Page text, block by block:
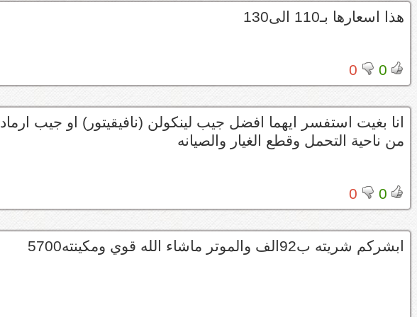
هذا اسعارها بـ110 الى130
0
0
انا بغيت استفسر ايهما افضل جيب لينكولن (نافيقيتور) او جيب ارمادا
من ناحية التحمل وقطع الغيار والصيانه
0
0
ابشركم شريته ب92الف والموتر ماشاء الله قوي ومكينته5700